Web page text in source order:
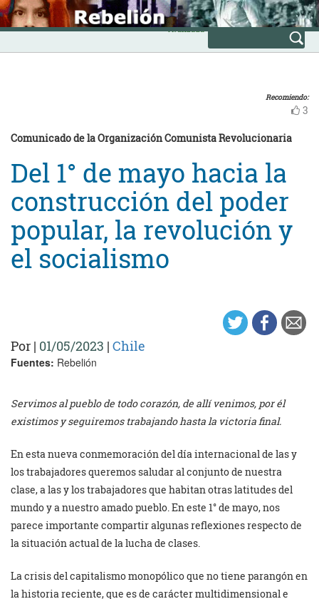
Skip
to
content
INICIO
Avanzada
Recomiendo:
3
Comunicado de la Organización Comunista Revolucionaria
Del 1° de mayo hacia la
construcción del poder
popular, la revolución y
el socialismo
Por | 01/05/2023 | Chile
Fuentes: Rebelión
Servimos al pueblo de todo corazón, de allí venimos, por él
existimos y seguiremos trabajando hasta la victoria final.
En esta nueva conmemoración del día internacional de las y
los trabajadores queremos saludar al conjunto de nuestra
clase, a las y los trabajadores que habitan otras latitudes del
mundo y a nuestro amado pueblo. En este 1° de mayo, nos
parece importante compartir algunas reflexiones respecto de
la situación actual de la lucha de clases.
La crisis del capitalismo monopólico que no tiene parangón en
la historia reciente, que es de carácter multidimensional e